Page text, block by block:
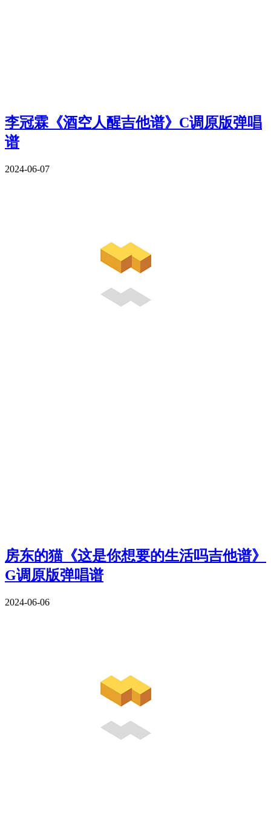
李冠霖《酒空人醒吉他谱》C调原版弹唱
谱
2024-06-07
房东的猫《这是你想要的生活吗吉他谱》
G调原版弹唱谱
2024-06-06